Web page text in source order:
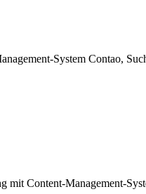
System Contao,
mit Content-Management-